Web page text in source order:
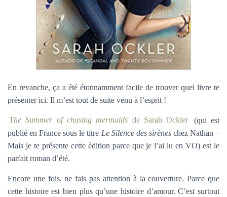
En revanche, ça a été étonnamment facile de trouver quel livre te
présenter ici. Il m’est tout de suite venu à l’esprit !
The Summer of chasing mermaids de Sarah Ockler
(qui est
publié en France sous le titre Le Silence des sirèneschez Nathan –
Mais je te présente cette édition parce que je l’ai lu en VO) est le
parfait roman d’été.
Encore une fois, ne fais pas attention à la couverture. Parce que
cette histoire est bien plus qu’une histoire d’amour. C’est surtout